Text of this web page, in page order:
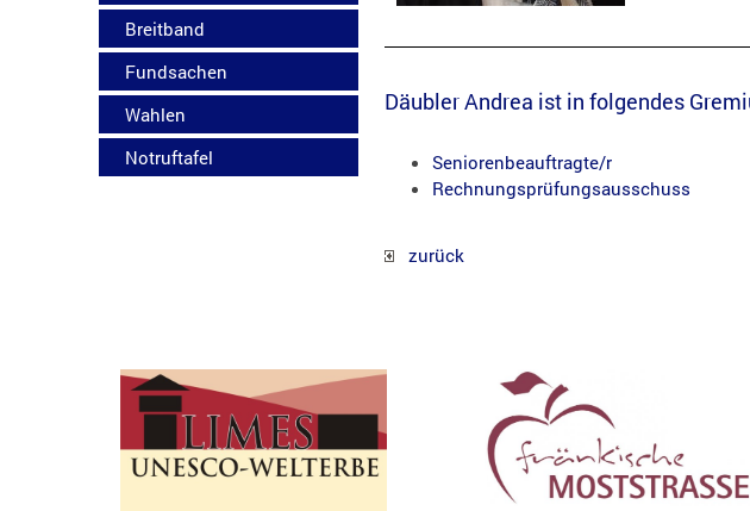
Breitband
Fundsachen
Wahlen
Notruftafel
Däubler Andrea ist in folgendes
Seniorenbeauftragte/r
Rechnungsprüfungsausschuss
zurück